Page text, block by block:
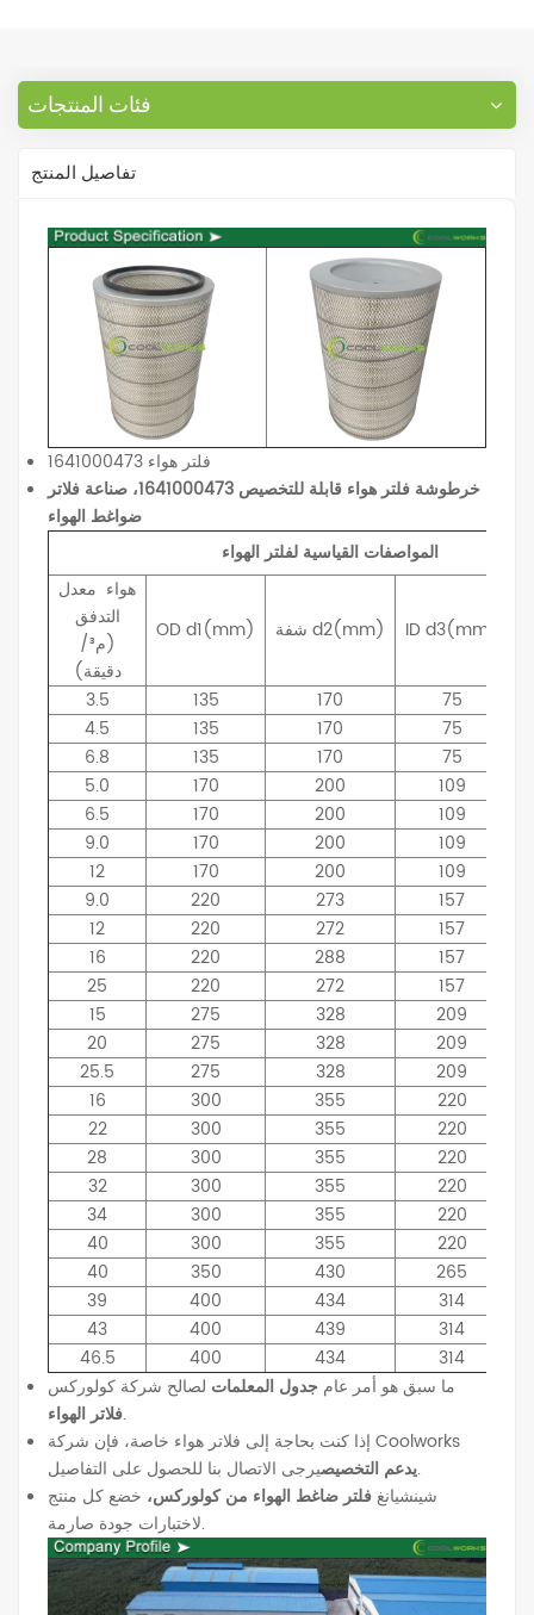
فئات المنتجات
تفاصيل المنتج
فلتر هواء 1641000473
خرطوشة فلتر هواء قابلة للتخصيص 1641000473، صناعة فلاتر
ضواغط الهواء
المواصفات القياسية لفلتر الهواء
هواء معدل
التدفق
(م³/
دقيقة)
ODd1(mm) شفة d2(mm) IDd3(mm)
3.5 135 170
75
4.5
135 170
75
6.8
135 170
75
5.0
170 200
109
6.5
170 200
109
9.0
170 200
109
12
170 200
109
9.0
220 273
157
12
220 272
157
16
220 288
157
25
220 272
157
15
275 328
209
20
275 328
209
25.5
275 328
209
16
300 355
220
22
300 355
220
28
300 355
220
32
300 355
220
34
300 355
220
40
300 355
220
40
350 430
265
39
400 434
314
43
400 439
314
46.5
400 434
314
ما سبق هو أمر عام جدول المعلمات لصالح شركة كولوركس
فلاتر الهواء.
إذا كنت بحاجة إلى فلاتر هواء خاصة، فإن شركة Coolworks
يدعم التخصيصيرجى الاتصال بنا للحصول على التفاصيل.
شينشيانغ فلتر ضاغط الهواء من كولوركس، خضع كل منتج
لاختبارات جودة صارمة.